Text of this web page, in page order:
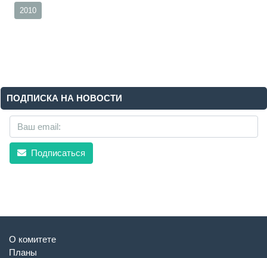
2010
ПОДПИСКА НА НОВОСТИ
Подписаться
О комитете
Планы